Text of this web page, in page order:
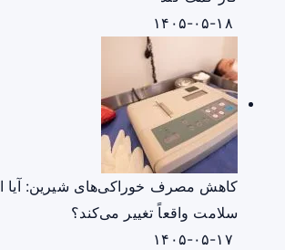
کاهش مصرف خوراکی‌های شیرین: آیا
سلامت واقعاً تغییر می‌کند؟